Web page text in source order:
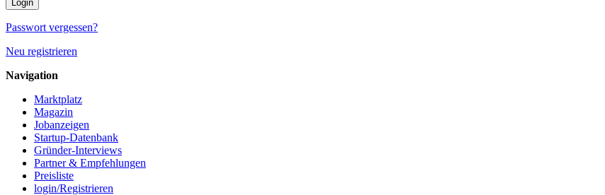
Passwort vergessen?
Neu registrieren
Navigation
Marktplatz
Magazin
Jobanzeigen
Startup-Datenbank
Gründer-Interviews
Partner & Empfehlungen
Preisliste
login/Registrieren